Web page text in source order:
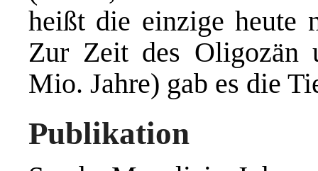
heißt die einzige heute
Zur Zeit des Oligozän
Mio. Jahre) gab es die
Publikation